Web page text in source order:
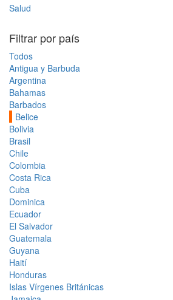
Salud
Filtrar por país
Todos
Antigua y Barbuda
Argentina
Bahamas
Barbados
Belice
Bolivia
Brasil
Chile
Colombia
Costa Rica
Cuba
Dominica
Ecuador
El Salvador
Guatemala
Guyana
Haití
Honduras
Islas Vírgenes Británicas